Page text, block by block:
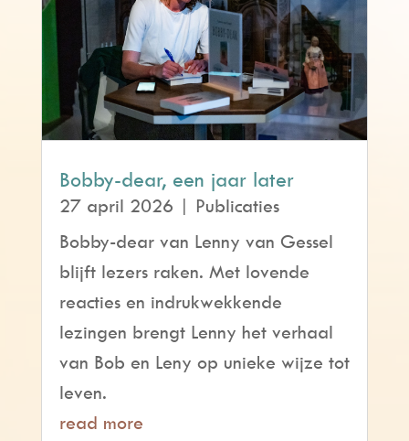
Bobby-dear, een jaar later
27 april 2026 | Publicaties
Bobby-dear van Lenny van Gessel
blijft lezers raken. Met lovende
reacties en indrukwekkende
lezingen brengt Lenny het verhaal
van Bob en Leny op unieke wijze tot
leven.
read more